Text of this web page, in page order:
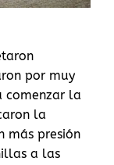
por muy
comenzar la
la
más presión
a las